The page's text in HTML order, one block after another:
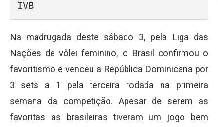
IVB
Na madrugada deste sábado 3, pela Liga das
Nações de vôlei feminino, o Brasil confirmou o
favoritismo e venceu a República Dominicana por
3 sets a 1 pela terceira rodada na primeira
semana da competição. Apesar de serem as
favoritas as brasileiras tiveram um jogo bem